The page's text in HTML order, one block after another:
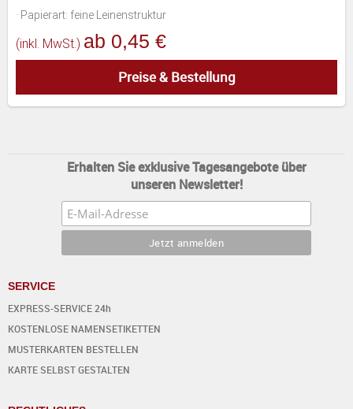
· Papierart: feine Leinenstruktur
(inkl. MwSt.) ab 0,45 €
Preise & Bestellung
Erhalten Sie exklusive Tagesangebote über
unseren Newsletter!
SERVICE
EXPRESS-SERVICE 24h
KOSTENLOSE NAMENSETIKETTEN
MUSTERKARTEN BESTELLEN
KARTE SELBST GESTALTEN